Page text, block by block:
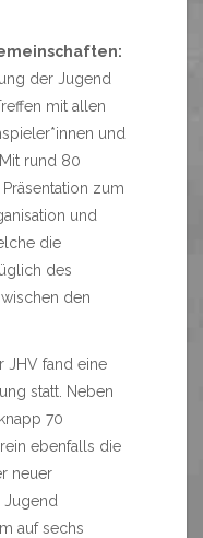
der Jugend
mit allen
und
rund 80
zum
und
die
des
den
JHV fand eine
statt. Neben
70
ebenfalls die
neuer
Jugend
auf sechs